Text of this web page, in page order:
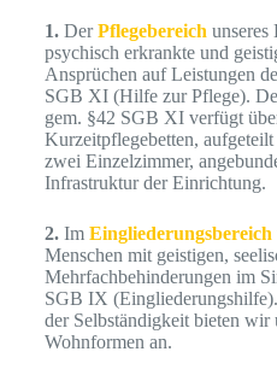
1.DerPflegebereich unseres
psychisch erkrankte und
Ansprüchen auf Leistungen
SGB XI (Hilfe zur Pflege).
gem. §42 SGB XI verfügt
Kurzeitpflegebetten,
zwei Einzelzimmer,
Infrastruktur der Einrichtung.
2.Im Eingliederungsbereich
Menschen mit geistigen,
Mehrfachbehinderungen im
SGB IX
der Selbständigkeit bieten wir
Wohnformen an.